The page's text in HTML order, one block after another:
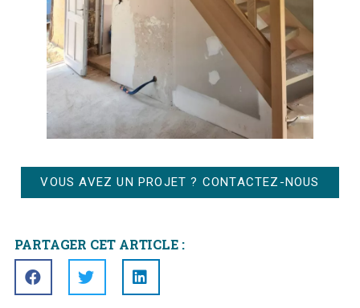
VOUS AVEZ UN PROJET ? CONTACTEZ-NOUS
PARTAGER CET ARTICLE :